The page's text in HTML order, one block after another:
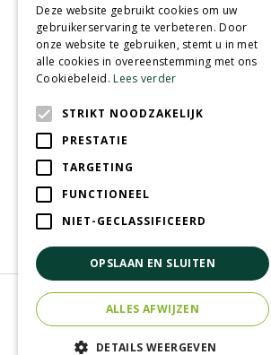
Wij accepteren
Tuincentrum
Speelparadijs
Woonwinkel
© Tuincentrum Oosterhout
Green Solutions
Privacy policy
Deze website gebruikt cookies om uw
gebruikerservaring te verbeteren. Door
onze website te gebruiken, stemt u in met
alle cookies in overeenstemming met ons
Cookiebeleid.Lees verder
STRIKT NOODZAKELIJK
PRESTATIE
TARGETING
FUNCTIONEEL
NIET-GECLASSIFICEERD
OPSLAAN EN SLUITEN
ALLES AFWIJZEN
DETAILS WEERGEVEN